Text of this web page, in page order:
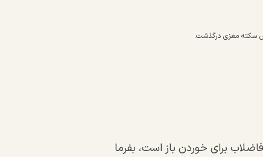
سکته مغزی درگذشت.
برای خوردن باز است، بفرما